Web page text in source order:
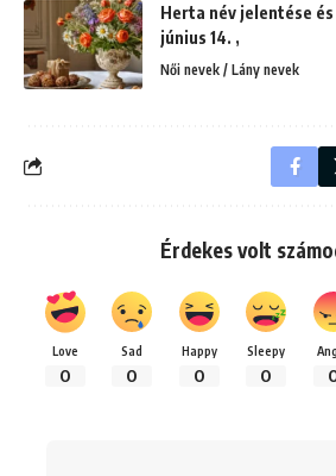
Herta név jelentése
június 14. ,
Női nevek / Lány nevek
Érdekes volt
Love
0
Sad
0
Happy
0
Sleepy
0